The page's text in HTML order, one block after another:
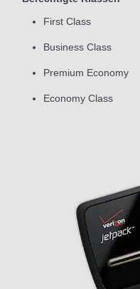
First Class
Business Class
Premium Economy
Economy Class